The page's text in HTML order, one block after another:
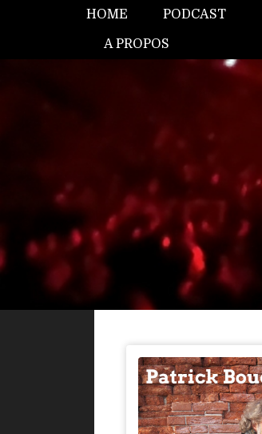
HOME PODCAST
A PROPOS